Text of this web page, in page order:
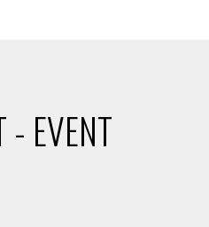
- EVENT